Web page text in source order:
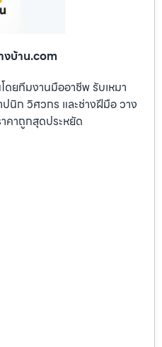
งบ้าน.com
ดยทีมงานมืออาชีพ รับเหมา
นิก วิศวกร และช่างฝีมือ วาง
คาถูกสุดประหยัด